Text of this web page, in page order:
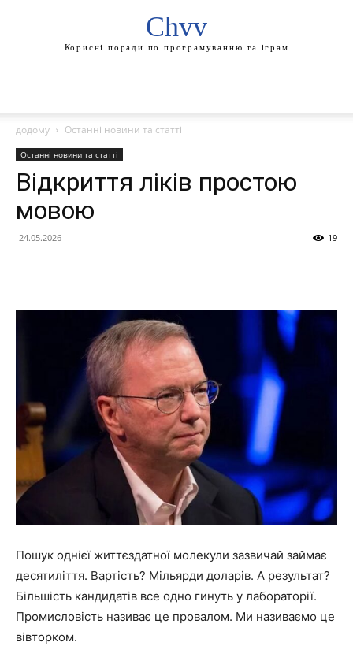
Chvv
Корисні поради по програмуванню та іграм
додому Останні новини та статті
Останні новини та статті
Відкриття ліків простою
мовою
24.05.2026 19
Пошук однієї життєздатної молекули зазвичай займає
десятиліття. Вартість? Мільярди доларів. А результат?
Більшість кандидатів все одно гинуть у лабораторії.
Промисловість називає це провалом. Ми називаємо це
вівторком.